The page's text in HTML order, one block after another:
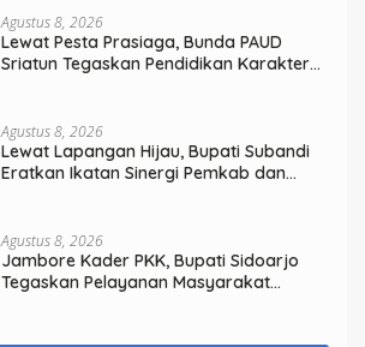
Agustus 8, 2026
Lewat Pesta Prasiaga, Bunda PAUD
Sriatun Tegaskan Pendidikan Karakter
Agustus 8, 2026
Lewat Lapangan Hijau, Bupati Subandi
Eratkan Ikatan Sinergi Pemkab dan
Agustus 8, 2026
Jambore Kader PKK, Bupati Sidoarjo
Tegaskan Pelayanan Masyarakat